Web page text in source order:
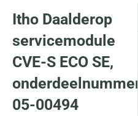
Itho Daalderop
servicemodule
CVE-S ECO SE,
onderdeelnummer
05-00494